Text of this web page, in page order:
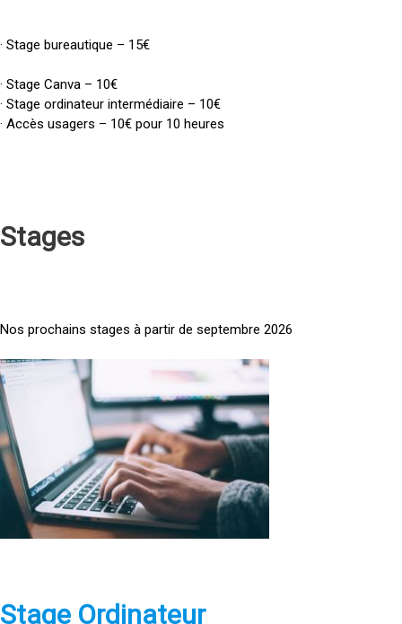
· Stage bureautique – 15€
· Stage Canva – 10€
· Stage ordinateur intermédiaire – 10€
· Accès usagers – 10€ pour 10 heures
Stages
Nos prochains stages à partir de septembre 2026
<
a
h
e
f
pStage Ordinateur